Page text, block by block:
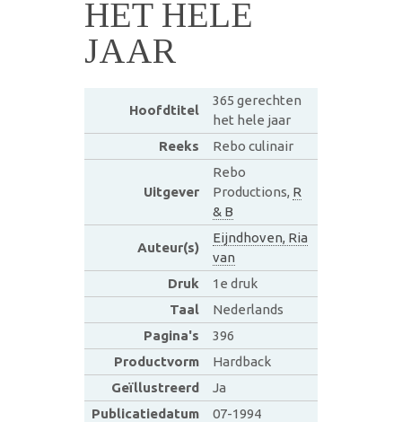
HET HELE
JAAR
Hoofdtitel
365 gerechten
het hele jaar
Reeks
Rebo culinair
Uitgever
Rebo
Productions, R
& B
Auteur(s)
Eijndhoven, Ria
van
Druk
1e druk
Taal
Nederlands
Pagina's
396
Productvorm
Hardback
Geïllustreerd
Ja
Publicatiedatum
07-1994